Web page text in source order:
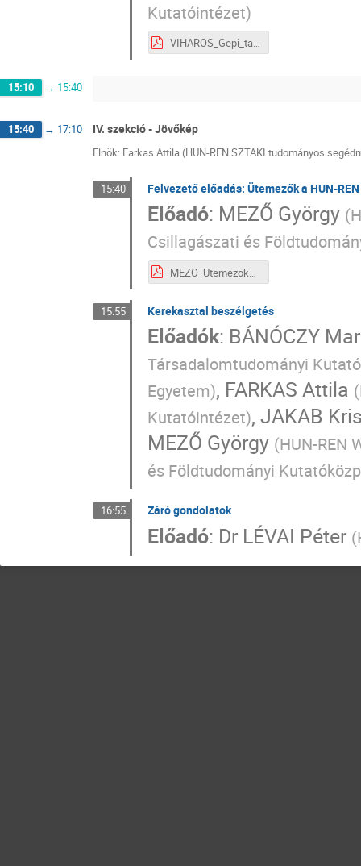
Kutatóintézet)
VIHAROS_Gepi_tanulas_III_5.pdf
15:10 → 15:40
15:40 → 17:10 IV. szekció - Jövőkép
Elnök: Farkas Attila (HUN-REN SZTAKI tudományos
15:40 Felvezető előadás: Ütemezők a HUN-
Előadó: MEZŐ György (
Csillagászati és
MEZO_Utemezok_4sz-1e.pdf
15:55 Kerekasztal beszélgetés
Előadók: BÁNÓCZY
Társadalomtudományi
Egyetem), FARKAS Attila (
Kutatóintézet),JAKAB
MEZŐ György (HUN-REN
és Földtudományi
16:55 Záró gondolatok
Előadó: Dr LÉVAI Péter (